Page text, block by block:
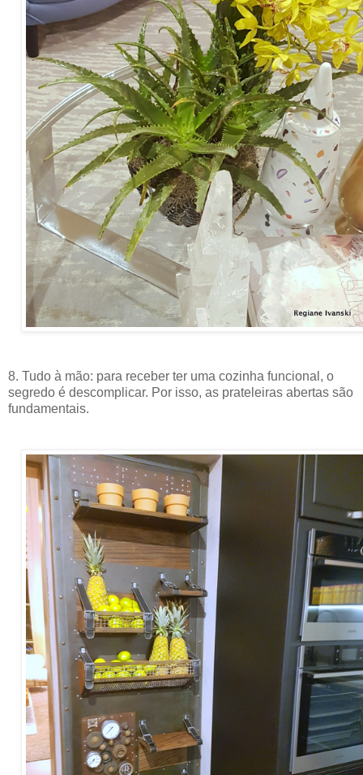
8. Tudo à mão: para receber ter uma cozinha funcional, o
segredo é descomplicar. Por isso, as prateleiras abertas são
fundamentais.